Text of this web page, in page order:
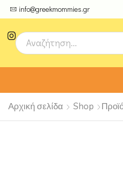
info@greekmommies.gr
μοναδικές δημιουργίες από τους
Αρχική σελίδα Shop